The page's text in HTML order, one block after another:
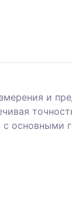
и
основными